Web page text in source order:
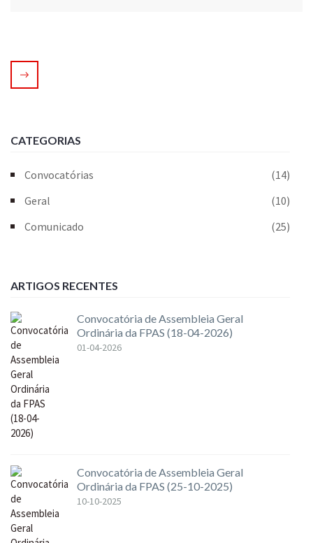
CATEGORIAS
Convocatórias
(14)
Geral
(10)
Comunicado
(25)
ARTIGOS RECENTES
Convocatória de Assembleia Geral
Ordinária da FPAS (18-04-2026)
01-04-2026
Convocatória de Assembleia Geral
Ordinária da FPAS (25-10-2025)
10-10-2025